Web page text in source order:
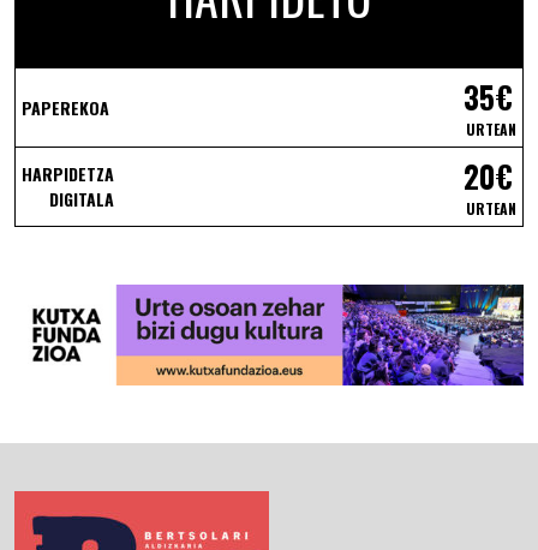
PAPEREKOA 35€
URTEAN
HARPIDETZA
DIGITALA
20€
URTEAN